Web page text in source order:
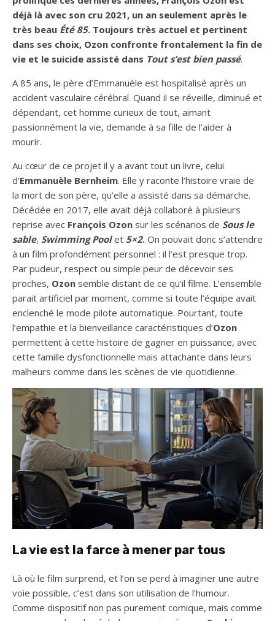
déjà là avec son cru 2021, un an seulement après le
très beau Été 85. Toujours très actuel et pertinent
dans ses choix, Ozon confronte frontalement la fin de
vie et le suicide assisté dans Tout s’est bien passé.
A 85 ans, le père d’Emmanuèle est hospitalisé après un
accident vasculaire cérébral. Quand il se réveille, diminué et
dépendant, cet homme curieux de tout, aimant
passionnément la vie, demande à sa fille de l’aider à
mourir.
Au cœur de ce projet il y a avant tout un livre, celui
d’Emmanuèle Bernheim. Elle y raconte l’histoire vraie de
la mort de son père, qu’elle a assisté dans sa démarche.
Décédée en 2017, elle avait déjà collaboré à plusieurs
reprise avec François Ozon sur les scénarios de Sous le
sable, Swimming Poolet 5×2. On pouvait donc s’attendre
à un film profondément personnel : il l’est presque trop.
Par pudeur, respect ou simple peur de décevoir ses
proches, Ozon semble distant de ce qu’il filme. L’ensemble
parait artificiel par moment, comme si toute l’équipe avait
enclenché le mode pilote automatique. Pourtant, toute
l’empathie et la bienveillance caractéristiques d’Ozon
permettent à cette histoire de gagner en puissance, avec
cette famille dysfonctionnelle mais attachante dans leurs
malheurs comme dans les scènes de vie quotidienne.
La vie est la farce à mener par tous
Là où le film surprend, et l’on se perd à imaginer une autre
voie possible, c’est dans son utilisation de l’humour.
Comme dispositif non pas purement comique, mais comme